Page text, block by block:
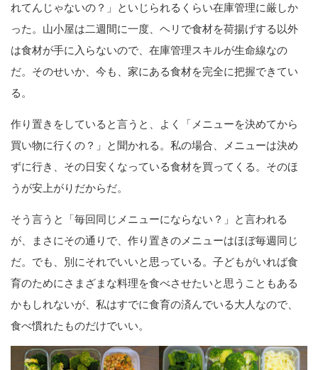
れてんじゃないの？」といじられるくらい在庫管理に厳しか
った。山小屋は二週間に一度、ヘリで食材を荷揚げする以外
は食材が手に入らないので、在庫管理スキルが生命線なの
だ。そのせいか、今も、家にある食材を完全に把握できてい
る。
作り置きをしていると言うと、よく「メニューを決めてから
買い物に行くの？」と聞かれる。私の場合、メニューは決め
ずに行き、その日安くなっている食材を買ってくる。そのほ
うが安上がりだからだ。
そう言うと「毎回同じメニューにならない？」と言われる
が、まさにその通りで、作り置きのメニューはほぼ毎週同じ
だ。でも、別にそれでいいと思っている。子どもがいれば食
育のためにさまざまな料理を食べさせたいと思うこともある
かもしれないが、私はすでに食育の済んでいる大人なので、
食べ慣れたものだけでいい。